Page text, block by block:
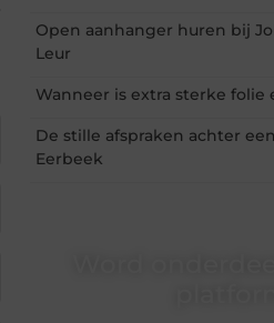
Open aanhanger huren bij
Leur
Wanneer is extra sterke folie
De stille afspraken achter
Eerbeek